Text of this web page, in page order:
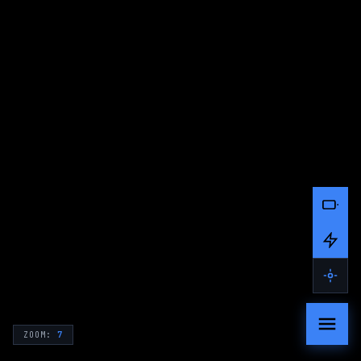
ZOOM: 7